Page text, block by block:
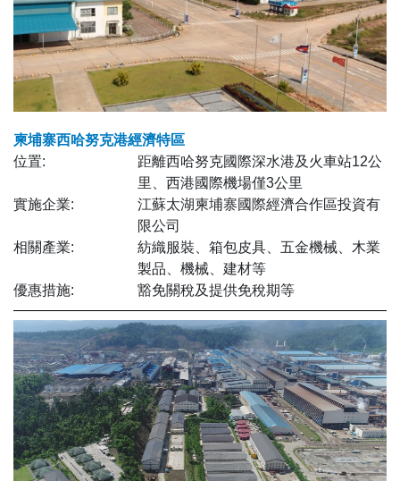
柬埔寨西哈努克港經濟特區
位置:
距離西哈努克國際深水港及火車站12公
里、西港國際機場僅3公里
實施企業:
江蘇太湖柬埔寨國際經濟合作區投資有
限公司
相關產業:
紡織服裝、箱包皮具、五金機械、木業
製品、機械、建材等
優惠措施:
豁免關稅及提供免稅期等